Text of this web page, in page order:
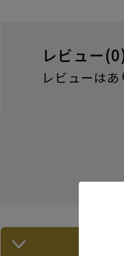
レビュー
レビューはあ